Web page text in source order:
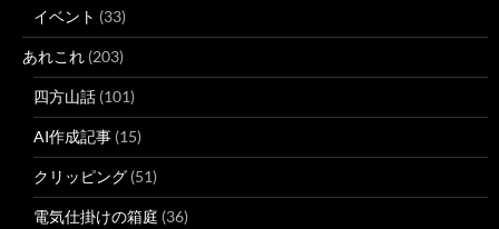
イベント (33)
あれこれ (203)
四方山話 (101)
AI作成記事 (15)
クリッピング (51)
電気仕掛けの箱庭 (36)